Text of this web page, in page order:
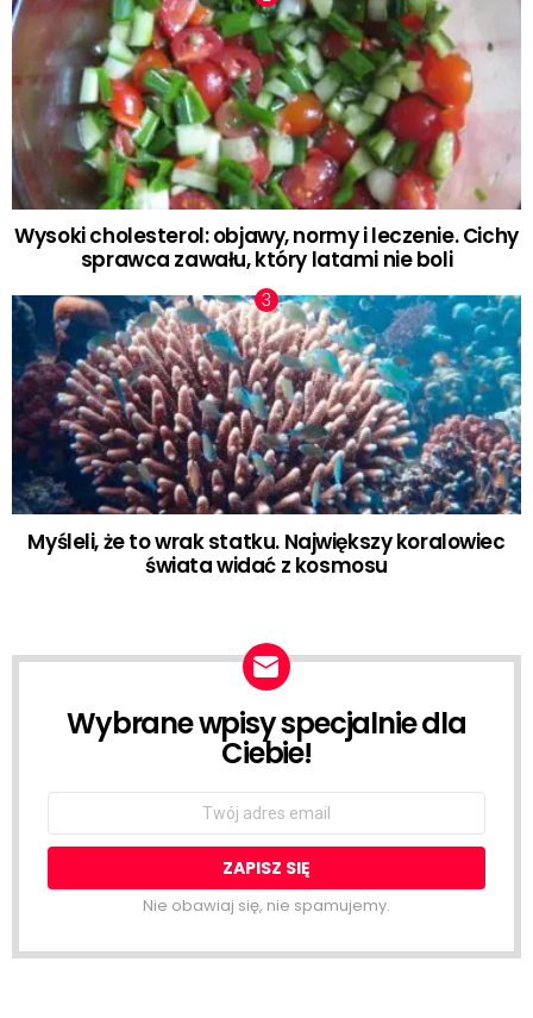
Wysoki cholesterol: objawy, normy i leczenie. Cichy
sprawca zawału, który latami nie boli
Myśleli, że to wrak statku. Największy koralowiec
świata widać z kosmosu
NEWSLETTER
Wybrane wpisy specjalnie dla
Ciebie!
Email
Nie obawiaj się, nie spamujemy.